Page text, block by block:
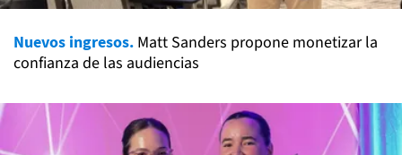
Nuevos ingresos. Matt Sanders propone monetizar la
confianza de las audiencias